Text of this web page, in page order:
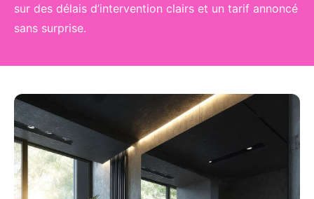
sur des délais d’intervention clairs et un tarif annoncé
sans surprise.